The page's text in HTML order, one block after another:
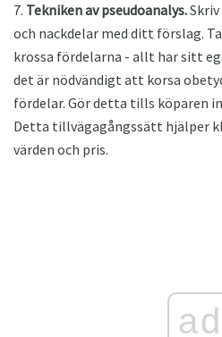
7. Tekniken av pseudoanalys.
och nackdelar med ditt förslag.
krossa fördelarna - allt har sitt
det är nödvändigt att korsa
fördelar. Gör detta tills köparen
Detta tillvägagångssätt hjälper
värden och pris.
ad